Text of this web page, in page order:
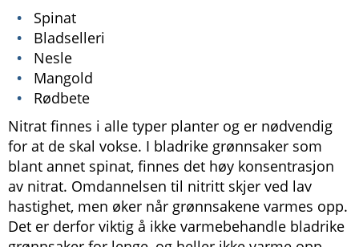
Spinat
Bladselleri
Nesle
Mangold
Rødbete
Nitrat finnes i alle typer planter og er nødvendig
for at de skal vokse. I bladrike grønnsaker som
blant annet spinat, finnes det høy konsentrasjon
av nitrat. Omdannelsen til nitritt skjer ved lav
hastighet, men øker når grønnsakene varmes opp.
Det er derfor viktig å ikke varmebehandle bladrike